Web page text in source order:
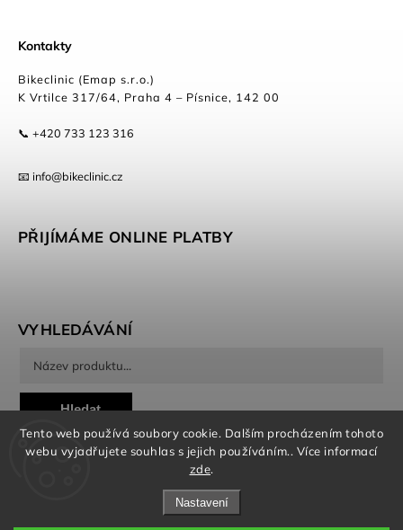
Tento web používá soubory cookie. Dalším procházením tohoto
webu vyjadřujete souhlas s jejich používáním.. Více informací
zde.
Nastavení
Kontakty
Bikeclinic (Emap s.r.o.)
K Vrtilce 317/64, Praha 4 – Písnice, 142 00
📞 +420 733 123 316
📧 info@bikeclinic.cz
PŘIJÍMÁME ONLINE PLATBY
VYHLEDÁVÁNÍ
Hledat